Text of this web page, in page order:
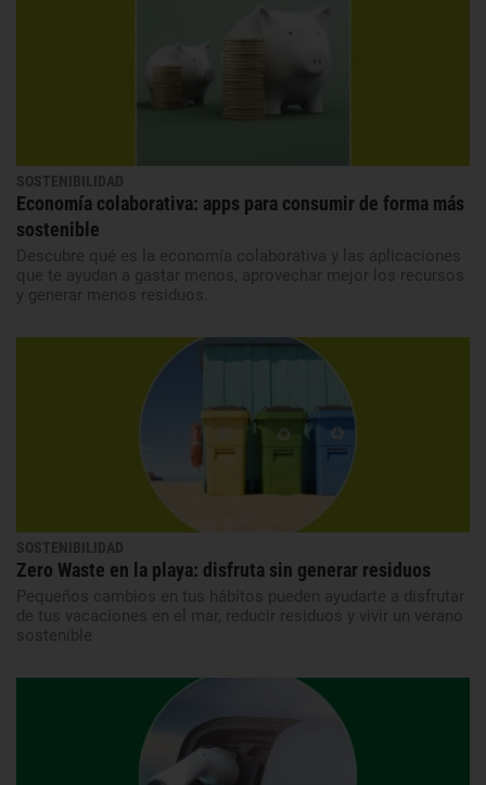
SOSTENIBILIDAD
Economía colaborativa: apps para consumir de forma más
sostenible
Descubre qué es la economía colaborativa y las aplicaciones
que te ayudan a gastar menos, aprovechar mejor los recursos
y generar menos residuos.
SOSTENIBILIDAD
Zero Waste en la playa: disfruta sin generar residuos
Pequeños cambios en tus hábitos pueden ayudarte a disfrutar
de tus vacaciones en el mar, reducir residuos y vivir un verano
sostenible